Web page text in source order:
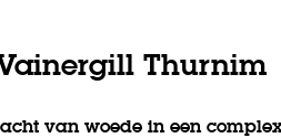
Thurnim
van woede in een